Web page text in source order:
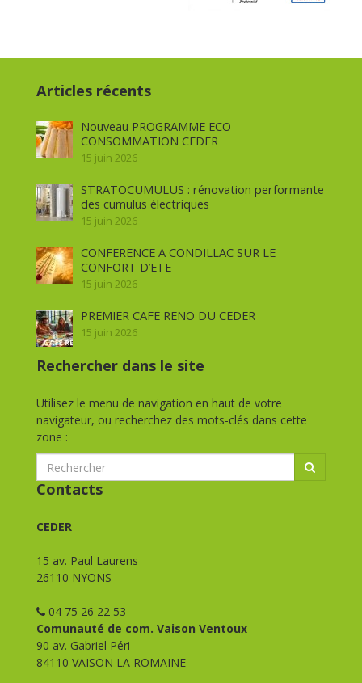
Articles récents
Nouveau PROGRAMME ECO
CONSOMMATION CEDER
15 juin 2026
STRATOCUMULUS : rénovation performante
des cumulus électriques
15 juin 2026
CONFERENCE A CONDILLAC SUR LE
CONFORT D’ETE
15 juin 2026
PREMIER CAFE RENO DU CEDER
15 juin 2026
Rechercher dans le site
Utilisez le menu de navigation en haut de votre
navigateur, ou recherchez des mots-clés dans cette
zone :
Contacts
CEDER
15 av. Paul Laurens
26110 NYONS
04 75 26 22 53
Comunauté de com. Vaison Ventoux
90 av. Gabriel Péri
84110 VAISON LA ROMAINE